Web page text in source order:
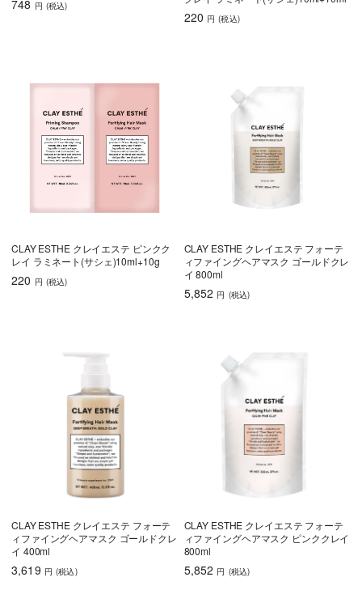
748 円 (税込)
220 円 (税込)
CLAY ESTHE クレイエステ ピンクク
レイ ラミネート(サシェ)10ml+10g
220 円 (税込)
CLAY ESTHE クレイエステ フォーテ
ィファイングヘアマスク ゴールドクレ
イ 800ml
5,852 円 (税込)
CLAY ESTHE クレイエステ フォーテ
ィファイングヘアマスク ゴールドクレ
イ 400ml
3,619 円 (税込)
CLAY ESTHE クレイエステ フォーテ
ィファイングヘアマスク ピンククレイ
800ml
5,852 円 (税込)